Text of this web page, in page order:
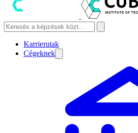
Karrierutak
Cégeknek